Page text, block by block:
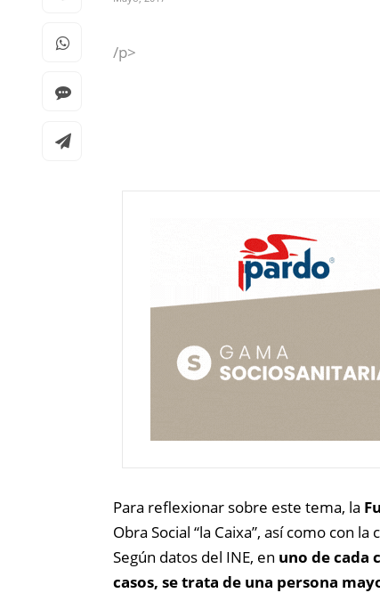
/p>
Para reflexionar sobre este tema, la
Obra Social “la Caixa”, así como con
Según datos del INE, en uno de cada
casos, se trata de una persona